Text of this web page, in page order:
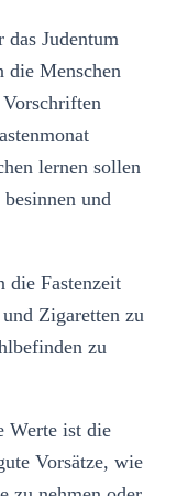
Judentum
die Menschen
lernen sollen
und
die Fastenzeit
Zigaretten zu
zu
Werte ist die
Vorsätze, wie